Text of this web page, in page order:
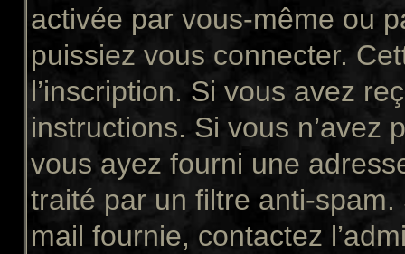
activée par vous-même ou
puissiez vous connecter.
l’inscription. Si vous avez
instructions. Si vous n’avez
vous ayez fourni une
traité par un filtre anti-spam.
mail fournie, contactez